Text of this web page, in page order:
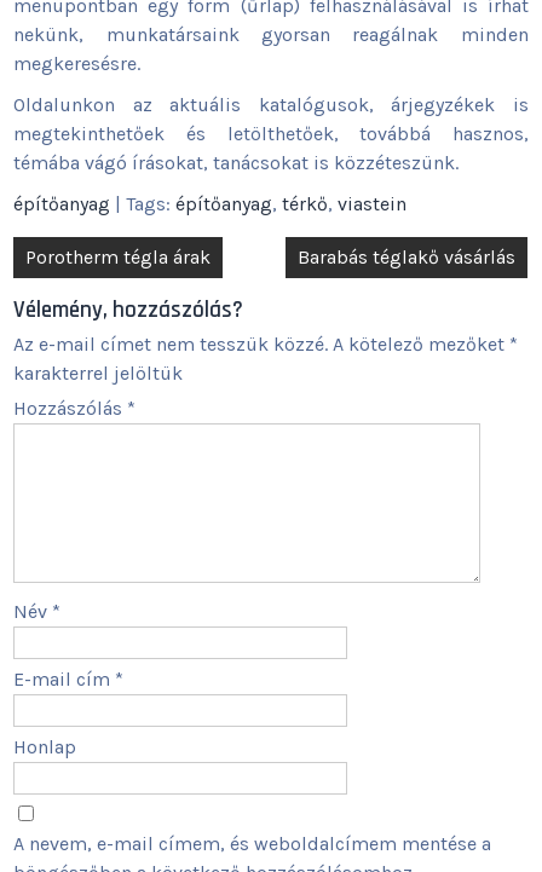
menüpontban egy form (űrlap) felhasználásával is írhat
nekünk, munkatársaink gyorsan reagálnak minden
megkeresésre.
Oldalunkon az aktuális katalógusok, árjegyzékek is
megtekinthetőek és letölthetőek, továbbá hasznos,
témába vágó írásokat, tanácsokat is közzéteszünk.
építőanyag | Tags:építőanyag,térkő,viastein
Bejegyzés
navigáció
Porotherm tégla árak Barabás téglakő vásárlás
Vélemény, hozzászólás?
Az e-mail címet nem tesszük közzé. A kötelező mezőket *
karakterrel jelöltük
Hozzászólás *
Név *
E-mail cím *
Honlap
A nevem, e-mail címem, és weboldalcímem mentése a